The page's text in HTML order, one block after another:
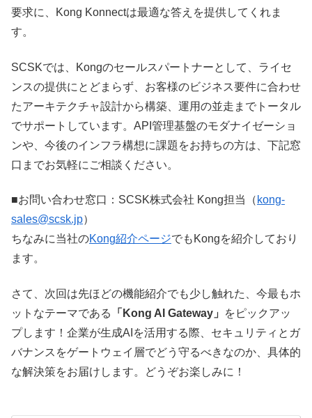
要求に、Kong Konnectは最適な答えを提供してくれま
す。
SCSKでは、Kongのセールスパートナーとして、ライセ
ンスの提供にとどまらず、お客様のビジネス要件に合わせ
たアーキテクチャ設計から構築、運用の並走までトータル
でサポートしています。API管理基盤のモダナイゼーショ
ンや、今後のインフラ構想に課題をお持ちの方は、下記窓
口までお気軽にご相談ください。
■お問い合わせ窓口：SCSK株式会社 Kong担当（ kong-
sales@scsk.jp）
ちなみに当社のKong紹介ページでもKongを紹介しており
ます。
さて、次回は先ほどの機能紹介でも少し触れた、今最もホ
ットなテーマである
「Kong AI Gateway」
をピックアッ
プします！企業が生成AIを活用する際、セキュリティとガ
バナンスをゲートウェイ層でどう守るべきなのか、具体的
な解決策をお届けします。どうぞお楽しみに！